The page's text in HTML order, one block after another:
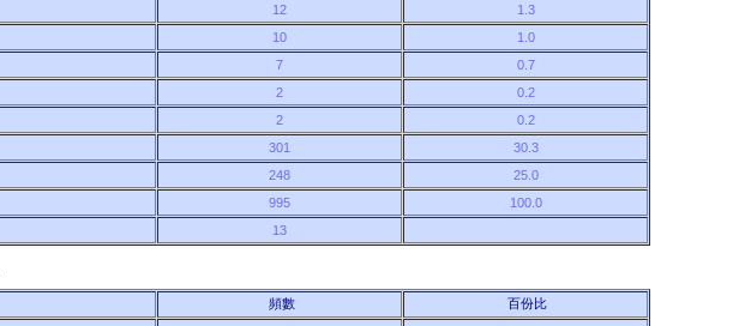
12
1.3
10
1.0
7
0.7
2
0.2
2
0.2
301
30.3
248
25.0
995
100.0
13
頻數
百份比